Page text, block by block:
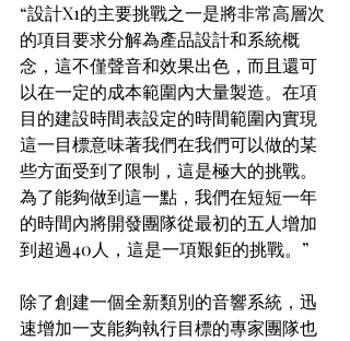
“設計X1的主要挑戰之一是將非常高層次
的項目要求分解為產品設計和系統概
念，這不僅聲音和效果出色，而且還可
以在一定的成本範圍內大量製造。在項
目的建設時間表設定的時間範圍內實現
這一目標意味著我們在我們可以做的某
些方面受到了限制，這是極大的挑戰。
為了能夠做到這一點，我們在短短一年
的時間內將開發團隊從最初的五人增加
到超過40人，這是一項艱鉅的挑戰。”
除了創建一個全新類別的音響系統，迅
速增加一支能夠執行目標的專家團隊也